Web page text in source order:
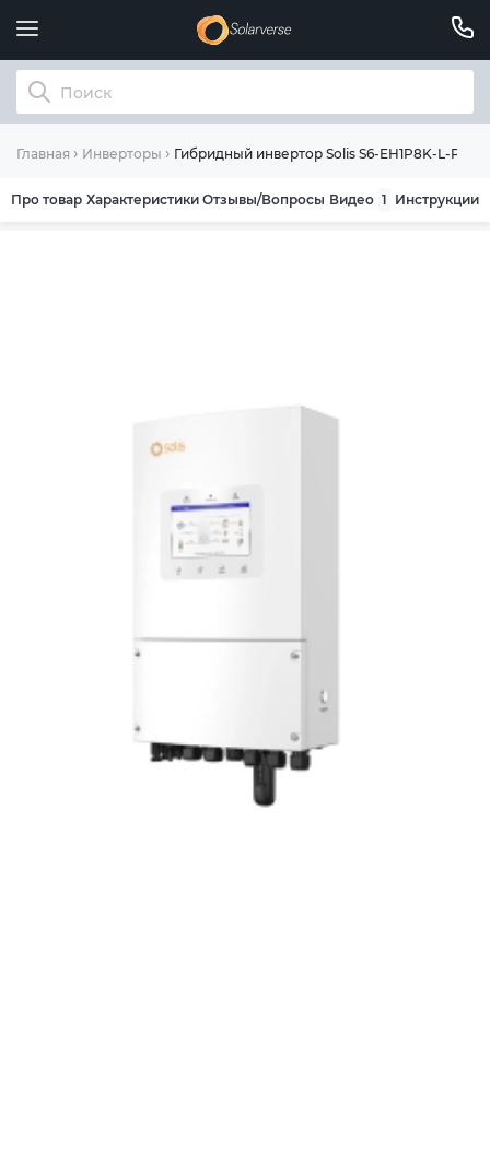
Главная Инверторы Гибридный инвертор Solis S6-EH1P8K-L-
Про товар Характеристики Отзывы/Вопросы Видео 1 Инструкции